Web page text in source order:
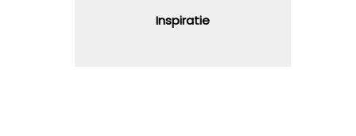
Inspiratie